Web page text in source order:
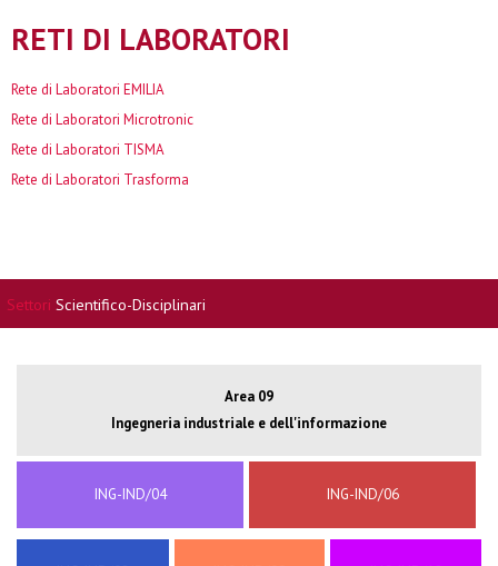
RETI DI LABORATORI
Rete di Laboratori EMILIA
Rete di Laboratori Microtronic
Rete di Laboratori TISMA
Rete di Laboratori Trasforma
Settori Scientifico-Disciplinari
Area 09
Ingegneria industriale e dell'informazione
ING-IND/04 ING-IND/06